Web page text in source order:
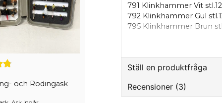
och Rödingask
791 Klinkhammer Vit stl.12
792 Klinkhammer Gul
795 Klinkhammer Brun
820 Klinkhammer
821 Klinkhammer Purple
1512 Klinkhammer Stl. 8
1513 Klinkhammer Stl. 8
Ställ en produktfråga
question
Recensioner (3)